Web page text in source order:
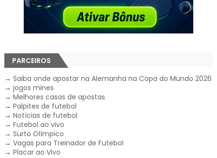
PARCEIROS
→ Saiba onde apostar na Alemanha na Copa do Mundo 2026
→ jogos mines
→ Melhores casas de apostas
→ Palpites de futebol
→ Notícias de futebol
→ Futebol ao vivo
→ Surto Olímpico
→ Vagas para Treinador de Futebol
→ Placar ao Vivo